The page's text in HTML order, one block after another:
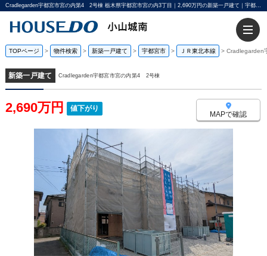
Cradlegarden宇都宮市宮の内第4 2号棟 栃木県宇都宮市宮の内3丁目｜2,690万円の新築一戸建て｜宇都宮不動産小山城南店
TOPページ > 物件検索 > 新築一戸建て > 宇都宮市 > ＪＲ東北本線 > Cradlegarden
新築一戸建て Cradlegarden宇都宮市宮の内第4 2号棟
2,690万円 値下がり
MAPで確認